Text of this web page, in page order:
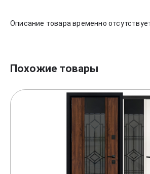
Описание товара временно
Похожие товары